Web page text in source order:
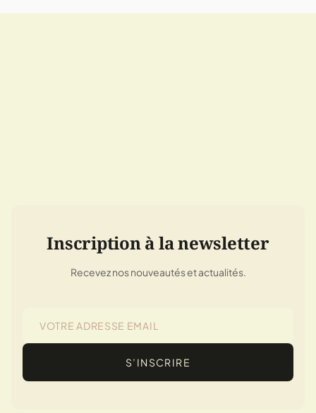
Inscription à la newsletter
Recevez nos nouveautés et actualités.
S’INSCRIRE